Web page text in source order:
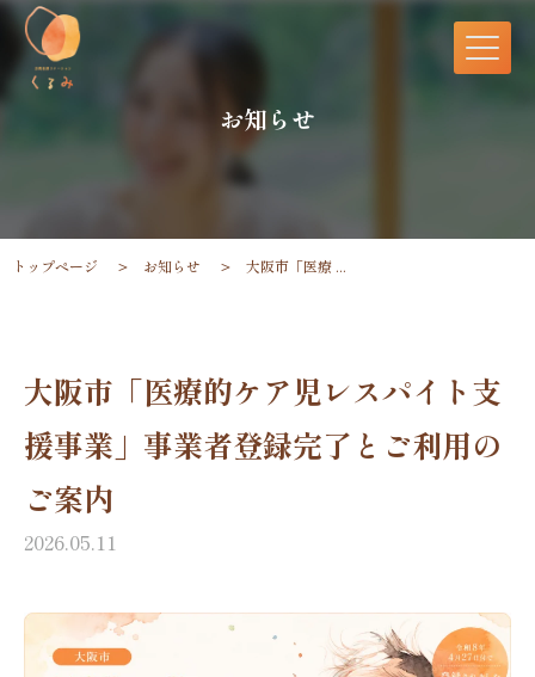
お知らせ
トップページ お知らせ 大阪市「医療 ...
大阪市「医療的ケア児レスパイト支
援事業」事業者登録完了とご利用の
ご案内
2026.05.11